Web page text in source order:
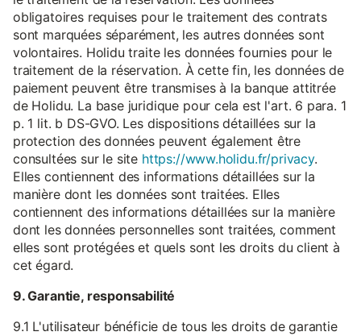
obligatoires requises pour le traitement des contrats
sont marquées séparément, les autres données sont
volontaires. Holidu traite les données fournies pour le
traitement de la réservation. À cette fin, les données de
paiement peuvent être transmises à la banque attitrée
de Holidu. La base juridique pour cela est l'art. 6 para. 1
p. 1 lit. b DS-GVO. Les dispositions détaillées sur la
protection des données peuvent également être
consultées sur le site https://www.holidu.fr/privacy.
Elles contiennent des informations détaillées sur la
manière dont les données sont traitées. Elles
contiennent des informations détaillées sur la manière
dont les données personnelles sont traitées, comment
elles sont protégées et quels sont les droits du client à
cet égard.
9. Garantie, responsabilité
9.1 L'utilisateur bénéficie de tous les droits de garantie